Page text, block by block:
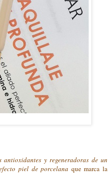
y regeneradoras de un
piel de porcelana que marca la